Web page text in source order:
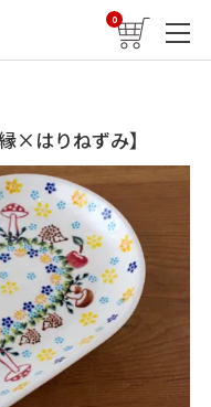
0
×はりねずみ】